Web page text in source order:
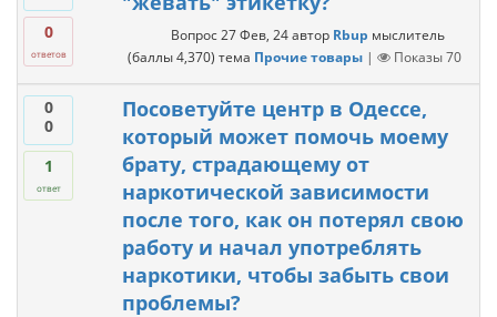
0
ответов
Вопрос 27 Фев, 24 автор Rbup мыслитель
(баллы4,370) тема Прочие товары | Показы70
0
0
1
ответ
Посоветуйте центр в Одессе,
который может помочь моему
брату, страдающему от
наркотической зависимости
после того, как он потерял свою
работу и начал употреблять
наркотики, чтобы забыть свои
проблемы?